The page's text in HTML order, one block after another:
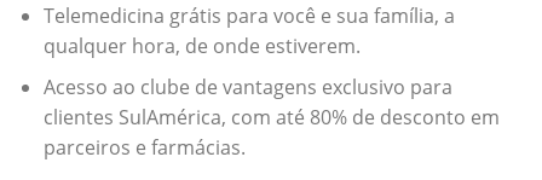
Telemedicina grátis para você e sua família, a
qualquer hora, de onde estiverem.
Acesso ao clube de vantagens exclusivo para
clientes SulAmérica, com até 80% de desconto em
parceiros e farmácias.